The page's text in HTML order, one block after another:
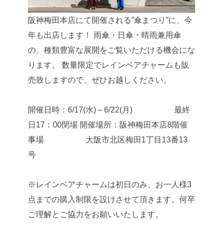
阪神梅田本店にて開催される”傘まつり”に、今
年も出店します！
雨傘・日傘・晴雨兼用傘
の、種類豊富な展開をご覧いただける機会にな
ります。
数量限定でレインベアチャームも販
売致しますので、ぜひお越しください。
開催日時：6/17(水)～6/22(月) 最終
日17：00閉場 開催場所：阪神梅田本店8階催
事場 大阪市北区梅田1丁目13番13
号
※レインベアチャームは初日のみ、お一人様3
点までの購入制限を設けさせて頂きます。何卒
ご理解とご協力をお願いいたします。